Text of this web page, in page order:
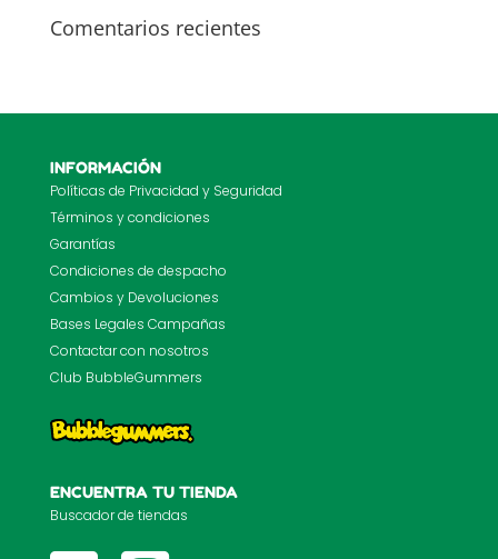
Comentarios recientes
INFORMACIÓN
Políticas de Privacidad y Seguridad
Términos y condiciones
Garantías
Condiciones de despacho
Cambios y Devoluciones
Bases Legales Campañas
Contactar con nosotros
Club BubbleGummers
ENCUENTRA TU TIENDA
Buscador de tiendas